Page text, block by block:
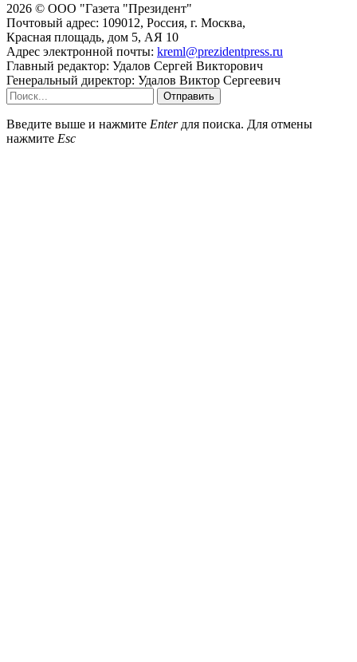
2026 © ООО "Газета "Президент"
Почтовый адрес: 109012, Россия, г. Москва,
Красная площадь, дом 5, АЯ 10
Адрес электронной почты: kreml@prezidentpress.ru
Главный редактор: Удалов Сергей Викторович
Генеральный директор: Удалов Виктор Сергеевич
Отправить
Введите выше и нажмите Enterдля поиска. Для отмены
нажмите Esc